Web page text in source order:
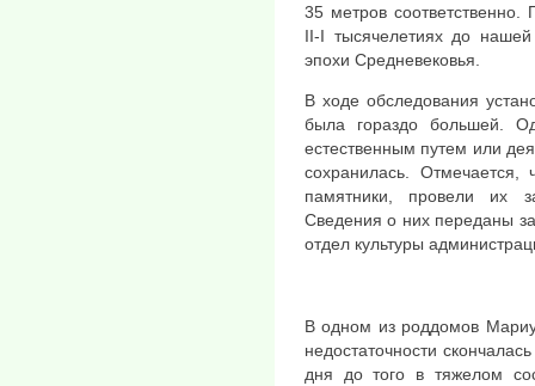
35 метров соответственно.
II-I тысячелетиях до
эпохи Средневековья.
В ходе обследования
была гораздо большей.
естественным путем или
сохранилась.
памятники, провели их
Сведения о них переданы
отдел культуры
В одном из роддомов
недостаточности
дня до того в тяжелом